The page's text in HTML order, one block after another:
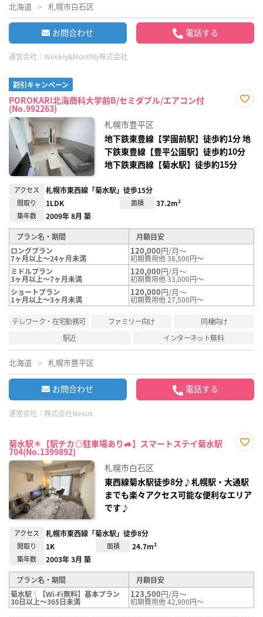
北海道 札幌市白石区
お問合わせ 電話する
運営会社： Weekly&Monthly株式会社
割引キャンペーン
POROKARI北海商科大学前B/セミダブル/エアコン付
(No.992263)
録
札幌市豊平区
地下鉄東豊線【学園前駅】徒歩約1分 地
下鉄東豊線【豊平公園駅】徒歩約10分
地下鉄東西線【菊水駅】徒歩約15分
アクセス 札幌市東西線「菊水駅」徒歩15分
間取り 1LDK 面積 37.2m²
築年数 2009年 8月 築
プラン名・期間
月額目安
ロングプラン
7ヶ月以上～24ヶ月未満
120,000円/月～
初期費用他 38,500円～
ミドルプラン
3ヶ月以上～7ヶ月未満
120,000円/月～
初期費用他 33,000円～
ショートプラン
1ヶ月以上～3ヶ月未満
120,000円/月～
初期費用他 27,500円～
テレワーク・在宅勤務可 ファミリー向け
同棲向け
駅近
インターネット無料
北海道 札幌市豊平区
お問合わせ 電話する
運営会社： 株式会社Nexus
菊水駅＊【駅チカ◎駐車場あり🚙】スマートステイ菊水駅
704(No.1399892)
録
札幌市白石区
東西線菊水駅徒歩8分♪札幌駅・大通駅
までも楽々アクセス可能な便利なエリア
です♪
アクセス 札幌市東西線「菊水駅」徒歩8分
間取り 1K 面積 24.7m²
築年数 2003年 3月 築
プラン名・期間
月額目安
菊水駅｜【Wi-Fi無料】基本プラン
30日以上～365日未満
123,500円/月～
初期費用他 42,900円～